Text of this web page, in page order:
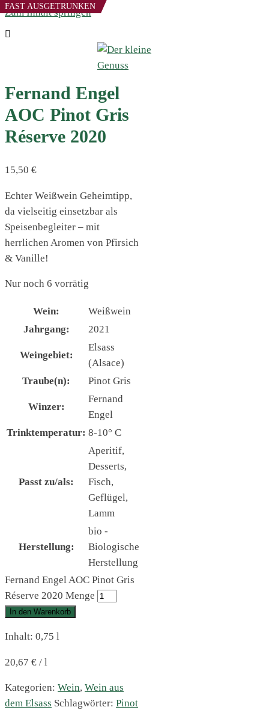
Zum Inhalt springen
Fernand Engel
AOC Pinot Gris
Réserve 2020
15,50 €
Echter Weißwein Geheimtipp,
da vielseitig einsetzbar als
Speisenbegleiter – mit
herrlichen Aromen von Pfirsich
& Vanille!
Nur noch 6 vorrätig
Wein:
Weißwein
Jahrgang:
2021
Weingebiet:
Elsass
(Alsace)
Traube(n):
Pinot Gris
Winzer:
Fernand
Engel
Trinktemperatur: 8-10° C
Passt zu/als:
Aperitif,
Desserts,
Fisch,
Geflügel,
Lamm
Herstellung:
bio -
Biologische
Herstellung
Fernand Engel AOC Pinot Gris
Réserve 2020 Menge
In den Warenkorb
Inhalt: 0,75 l
20,67 € / l
Kategorien: Wein, Wein aus
dem Elsass Schlagwörter: Pinot
FAST AUSGETRUNKEN